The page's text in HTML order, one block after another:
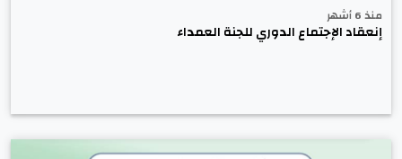
منذ 6 أشهر
إنعقاد الإجتماع الدوري للجنة العمداء